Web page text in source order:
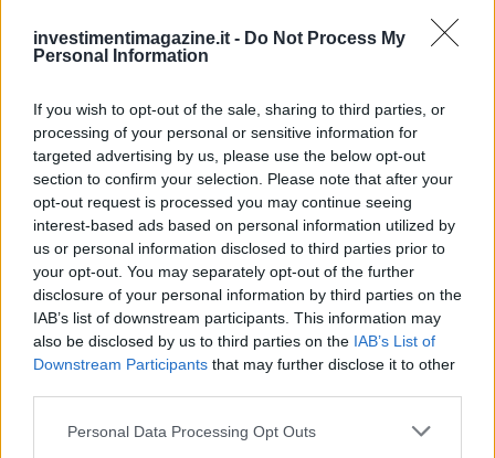
investimentimagazine.it - Do Not Process My
Personal Information
If you wish to opt-out of the sale, sharing to third parties, or
processing of your personal or sensitive information for
targeted advertising by us, please use the below opt-out
section to confirm your selection. Please note that after your
opt-out request is processed you may continue seeing
interest-based ads based on personal information utilized by
us or personal information disclosed to third parties prior to
your opt-out. You may separately opt-out of the further
disclosure of your personal information by third parties on the
IAB’s list of downstream participants. This information may
also be disclosed by us to third parties on the IAB’s List of
Downstream Participants that may further disclose it to other
Please note that this website/app uses one or more Google
Personal Data Processing Opt Outs
Continua a leggere
NEWS